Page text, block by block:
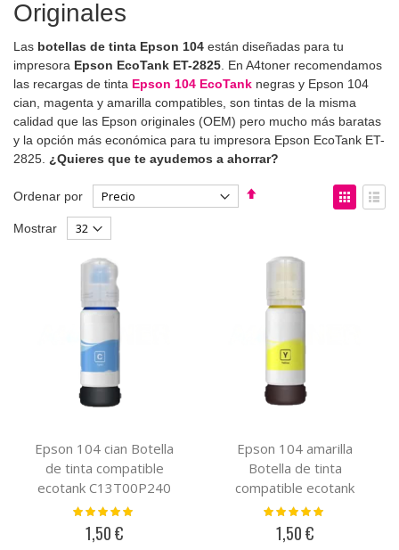
Originales
Las botellas de tinta Epson 104 están diseñadas para tu
impresora Epson EcoTank ET-2825 . En A4toner recomendamos
las recargas de tinta Epson 104 EcoTank negras y Epson 104
cian, magenta y amarilla compatibles, son tintas de la misma
calidad que las Epson originales (OEM) pero mucho más baratas
y la opción más económica para tu impresora Epson EcoTank ET-
2825. ¿Quieres que te ayudemos a ahorrar?
Ordenar por
Fijar
Ver
como
Mostrar
Epson 104 cian Botella
de tinta compatible
ecotank C13T00P240
Valoración:
1,50 €
Epson 104 amarilla
Botella de tinta
compatible ecotank
C13T00P440
Valoración:
1,50 €